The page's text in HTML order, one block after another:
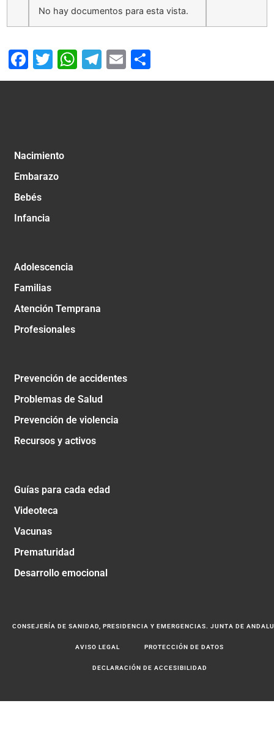
No hay documentos para esta vista.
Facebook
Twitter
WhatsApp
Telegram
Email
Nacimiento
Embarazo
Bebés
Infancia
Adolescencia
Familias
Atención Temprana
Profesionales
Prevención de accidentes
Problemas de Salud
Prevención de violencia
Recursos y activos
Guías para cada edad
Videoteca
Vacunas
Prematuridad
Desarrollo emocional
CONSEJERÍA DE SANIDAD, PRESIDENCIA Y EMERGENCIAS. JUNTA DE
AVISO LEGAL PROTECCIÓN DE DATOS
DECLARACIÓN DE ACCESIBILIDAD